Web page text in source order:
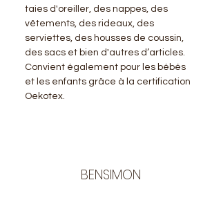
taies d'oreiller, des nappes, des
vêtements, des rideaux, des
serviettes, des housses de coussin,
des sacs et bien d'autres d’articles.
Convient également pour les bébés
et les enfants grâce à la certification
Oekotex.
BENSIMON